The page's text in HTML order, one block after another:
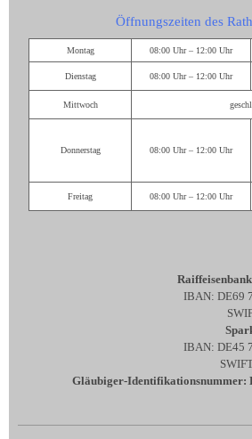
Öffnungszeiten des
Montag 08:00 Uhr – 12:00 Uhr
Dienstag 08:00 Uhr – 12:00 Uhr
Mittwoch
Donnerstag 08:00 Uhr – 12:00 Uhr
Freitag 08:00 Uhr – 12:00 Uhr
IBAN: DE69
IBAN: DE45
Gläubiger-Identifikationsnummer: